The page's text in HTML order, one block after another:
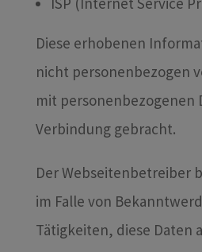
Diese erhobenen
nicht personenbezogen
mit personenbezogenen
Verbindung gebracht.
Der Webseitenbetreiber
im Falle von
Tätigkeiten, diese Daten